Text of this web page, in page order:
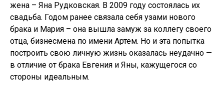
жена – Яна Рудковская. В 2009 году состоялась их
свадьба. Годом ранее связала себя узами нового
брака и Мария – она вышла замуж за коллегу своего
отца, бизнесмена по имени Артем. Но и эта попытка
построить свою личную жизнь оказалась неудачно —
в отличие от брака Евгения и Яны, кажущегося со
стороны идеальным.